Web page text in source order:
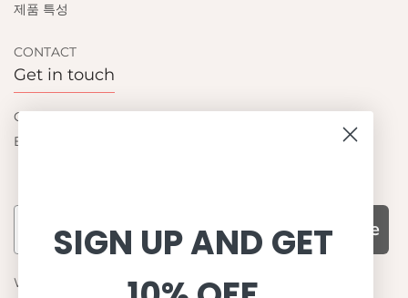
제품 특성
CONTACT
Get in touch
Contact us
Become a retailer
Subscribe
WHY CHOOSE US?
SIGN UP AND GET